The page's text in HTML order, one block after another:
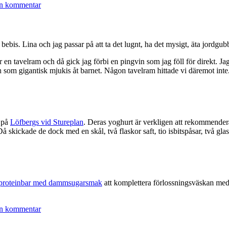
kommentar
Lina och jag passar på att ta det lugnt, ha det mysigt, äta
tavelram och då gick jag förbi en pingvin som jag föll för direkt.
som gigantisk mjukis åt barnet. Någon tavelram hittade vi däremot inte.
Löfbergs vid Stureplan. Deras yoghurt är verkligen att
skickade de dock med en skål, två flaskor saft, tio isbitspåsar, två
med dammsugarsmak att komplettera förlossningsväskan
kommentar